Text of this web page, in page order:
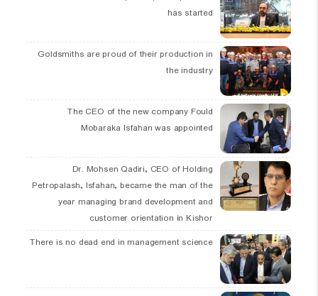
has started
Goldsmiths are proud of their production in
the industry
The CEO of the new company Fould
Mobaraka Isfahan was appointed
Dr. Mohsen Qadiri, CEO of Holding
Petropalash, Isfahan, became the man of the
year managing brand development and
customer orientation in Kishor
There is no dead end in management science